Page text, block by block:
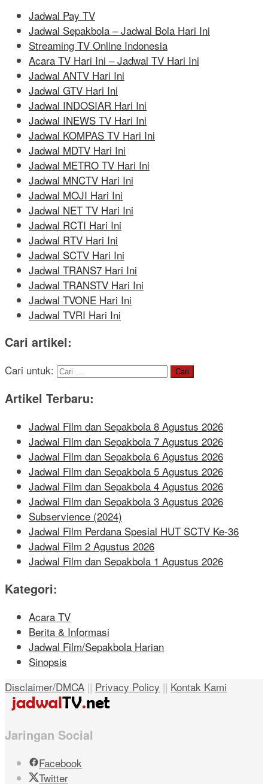
Jadwal Pay TV
Jadwal Sepakbola – Jadwal Bola Hari Ini
Streaming TV Online Indonesia
Acara TV Hari Ini – Jadwal TV Hari Ini
Jadwal ANTV Hari Ini
Jadwal GTV Hari Ini
Jadwal INDOSIAR Hari Ini
Jadwal INEWS TV Hari Ini
Jadwal KOMPAS TV Hari Ini
Jadwal MDTV Hari Ini
Jadwal METRO TV Hari Ini
Jadwal MNCTV Hari Ini
Jadwal MOJI Hari Ini
Jadwal NET TV Hari Ini
Jadwal RCTI Hari Ini
Jadwal RTV Hari Ini
Jadwal SCTV Hari Ini
Jadwal TRANS7 Hari Ini
Jadwal TRANSTV Hari Ini
Jadwal TVONE Hari Ini
Jadwal TVRI Hari Ini
Cari artikel:
Cari untuk:
Artikel Terbaru:
Jadwal Film dan Sepakbola 8 Agustus 2026
Jadwal Film dan Sepakbola 7 Agustus 2026
Jadwal Film dan Sepakbola 6 Agustus 2026
Jadwal Film dan Sepakbola 5 Agustus 2026
Jadwal Film dan Sepakbola 4 Agustus 2026
Jadwal Film dan Sepakbola 3 Agustus 2026
Subservience (2024)
Jadwal Film Perdana Spesial HUT SCTV Ke-36
Jadwal Film 2 Agustus 2026
Jadwal Film dan Sepakbola 1 Agustus 2026
Kategori:
Acara TV
Berita & Informasi
Jadwal Film/Sepakbola Harian
Sinopsis
Disclaimer/DMCA || Privacy Policy || Kontak Kami
Jaringan Social
Facebook
Twitter